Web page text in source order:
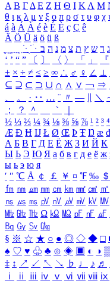
Α Β ΓΔ Ε Ζ Η Θ Ι ΚΛ Μ
θ ι κ λ μ ν ξ ο π ρ σ τ υ φ χ
á à Á À é è É È ç Ç ê
Ä Ö Ü ä ö ü ß
ִֶֹ ֻּ ׁׂ ג ד ש ץ ת צ מ נ ה ב
‘ ’ “ ” 〔 〕 〈 〉 「 」 『
± × ÷ ≠ ≤ ≥ ∞ ∴ ♂ ♀ ∠ ⊥
⊆ ⊇ ⊂ ⊃ ∪ ∩ ∧ ∨ ￢ ⇒
、
。 · ‥ … ¨ 〃 ― ＼
；
？ ＾ ｀
½ ⅓ ⅔ ¼ ¾ ⅛ ⅜ ⅝ ⅞ ¹ ² ³ ⁴
Æ Ð Ħ Ĳ Ł Ø Œ Þ Ŧ Ŋ æ đ
А Б В Г Д Е Ё Ж З И Й К
Ы Ь Э Ю Я а б в г д е ё ж
ы ь э ю я
′ ″ ℃ Å ￠ ￡ ￥ ¤ ℉ ‰ ＄
㎙ ㎚ ㎛ ㎜ ㎝ ㎞ ㎟ ㎠ ㎡
㎱ ㎲ ㎳ ㎴ ㎵ ㎶ ㎷ ㎸ ㎹
㎒ ㎓ ㎔ Ω ㏀ ㏁ ㎊ ㎋ ㎌
㏃ ㏉ ㏜ ㏆
§ ※ ☆ ★ ○ ● ◎ ◇ ◆ □
♠ ♡ ♥ ♧ ♣ ⊙ ◈ ▣ ◐ ◑ ▒
‡ ↕ ↗ ↙ ↖ ↘ ♭ ♩ ♪ ♬
ⅰ
ⅱ ⅲ ⅳ ⅴ ⅵ ⅶ ⅷ ⅸ